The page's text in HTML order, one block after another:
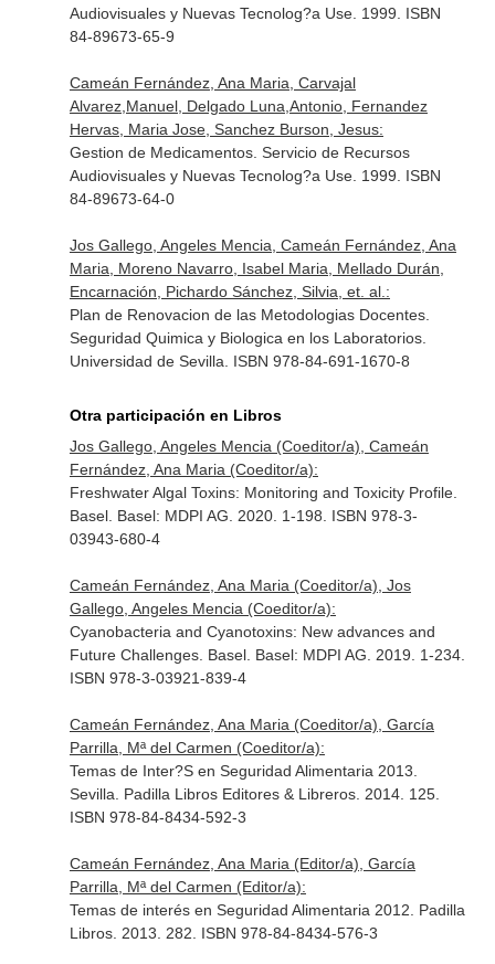
Audiovisuales y Nuevas Tecnolog?a Use. 1999. ISBN
84-89673-65-9
Cameán Fernández, Ana Maria, Carvajal
Alvarez,Manuel, Delgado Luna,Antonio, Fernandez
Hervas, Maria Jose, Sanchez Burson, Jesus:
Gestion de Medicamentos. Servicio de Recursos
Audiovisuales y Nuevas Tecnolog?a Use. 1999. ISBN
84-89673-64-0
Jos Gallego, Angeles Mencia, Cameán Fernández, Ana
Maria, Moreno Navarro, Isabel Maria, Mellado Durán,
Encarnación, Pichardo Sánchez, Silvia, et. al.:
Plan de Renovacion de las Metodologias Docentes.
Seguridad Quimica y Biologica en los Laboratorios.
Universidad de Sevilla. ISBN 978-84-691-1670-8
Otra participación en Libros
Jos Gallego, Angeles Mencia (Coeditor/a), Cameán
Fernández, Ana Maria (Coeditor/a):
Freshwater Algal Toxins: Monitoring and Toxicity Profile.
Basel. Basel: MDPI AG. 2020. 1-198. ISBN 978-3-
03943-680-4
Cameán Fernández, Ana Maria (Coeditor/a), Jos
Gallego, Angeles Mencia (Coeditor/a):
Cyanobacteria and Cyanotoxins: New advances and
Future Challenges. Basel. Basel: MDPI AG. 2019. 1-234.
ISBN 978-3-03921-839-4
Cameán Fernández, Ana Maria (Coeditor/a), García
Parrilla, Mª del Carmen (Coeditor/a):
Temas de Inter?S en Seguridad Alimentaria 2013.
Sevilla. Padilla Libros Editores & Libreros. 2014. 125.
ISBN 978-84-8434-592-3
Cameán Fernández, Ana Maria (Editor/a), García
Parrilla, Mª del Carmen (Editor/a):
Temas de interés en Seguridad Alimentaria 2012. Padilla
Libros. 2013. 282. ISBN 978-84-8434-576-3